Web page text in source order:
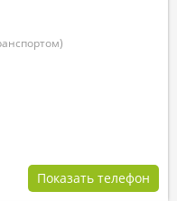
Показать телефон